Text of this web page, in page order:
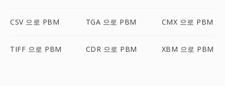
CSV 으로 PBM TGA 으로 PBM CMX 으로 PBM
TIFF 으로 PBM CDR 으로 PBM XBM 으로 PBM